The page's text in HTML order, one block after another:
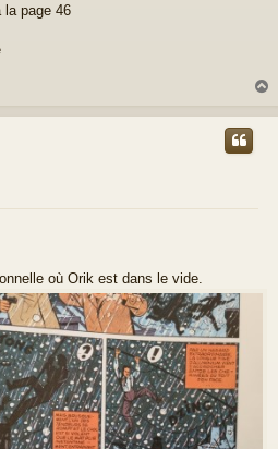
la page 46
u
où Orik est dans le vide.